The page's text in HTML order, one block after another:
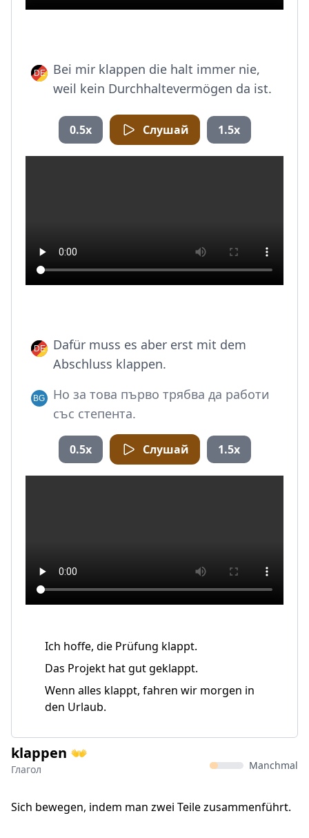
Bei mir klappen die halt immer nie,
weil kein Durchhaltevermögen da ist.
0.5x Слушай 1.5x
Dafür muss es aber erst mit dem
Abschluss klappen.
Но за това първо трябва да работи
със степента.
0.5x Слушай 1.5x
Ich hoffe, die Prüfung klappt.
Das Projekt hat gut geklappt.
Wenn alles klappt, fahren wir morgen in
den Urlaub.
klappen 👐
Глагол Manchmal
Sich bewegen, indem man zwei Teile zusammenführt.